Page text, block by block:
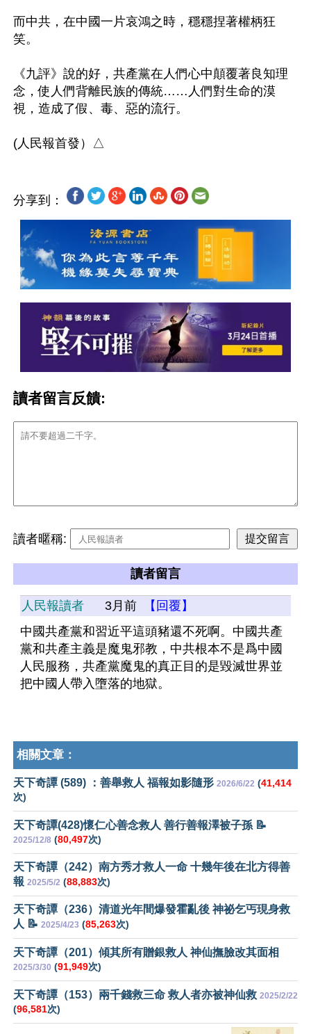
而中共，在中國一片哀鴻之時，穩穩捏著權柄狂
笑。
《九評》說的好，共產黨在人們心中顛覆著良知理
念，使人們背離民族的傳統……人們對生命的漠
視，造成了假、毒、惡的流行。
分享到：
讀者留言反饋:
讀者暱稱:
讀者留言
人民報讀者 3月前
【回覆】
中國共產黨和習近平這頭豬還不死啊。中國共產
黨和共產主義是魔鬼邪教，中共根本不是爲中國
人民服務，共產黨魔鬼的真正目的是毀滅世界並
把中國人帶入墮落的地獄。
相關文章：
天下奇譚 (589) ：善舉救人 福報如影隨形 2026/6/22 (41,414
次)
天下奇譚(428)懷仁心善念救人 善行善報澤被子孫 📝
2025/12/8 (80,497次)
天下奇譚（242）南方秀才救人一命 十幾年後在北方得善
報 2025/5/2 (88,883次)
天下奇譚（236）清道光年間爆發霍亂後 神祕乞丐現身救
人 📝 2025/4/23 (85,263次)
天下奇譚（201）傾其所有贈銀救人 神仙撫臉改其面相
2025/3/30 (91,949次)
天下奇譚（153）兩千錢救三命 救人者亦被神仙救 2025/2/22
(96,581次)